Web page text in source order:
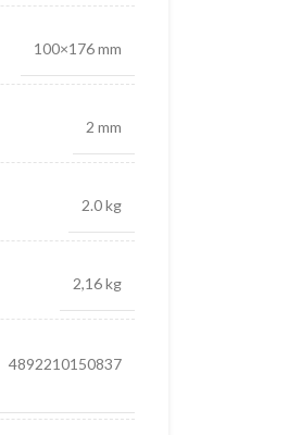
100×176 mm
2 mm
2.0 kg
2,16 kg
4892210150837